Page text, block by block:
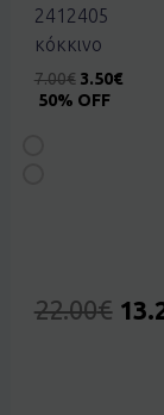
2412405
κόκκινο
7.00€ 3.50€
50% OFF
22.00€